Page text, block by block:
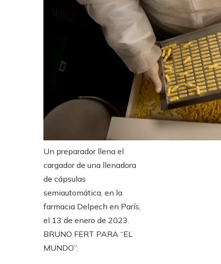
Un preparador llena el
cargador de una llenadora
de cápsulas
semiautomática, en la
farmacia Delpech en París,
el 13 de enero de 2023.
BRUNO FERT PARA “EL
MUNDO”.